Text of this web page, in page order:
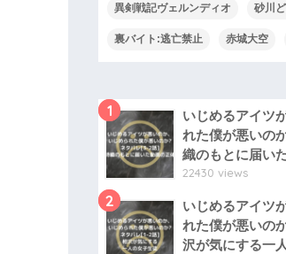
異剣戦記ヴェルンディオ 砂川
裏バイト:逃亡禁止 赤城大空
1
いじめるアイツ
れた僕が悪いの
織のもとに届い
22430 views
2
いじめるアイツ
れた僕が悪いの
沢が気にする一